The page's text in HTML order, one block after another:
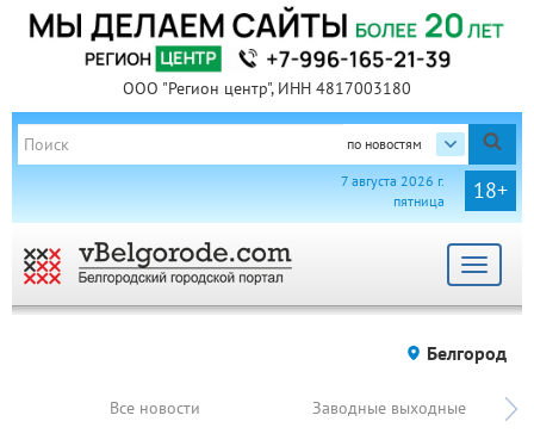
ООО "Регион центр", ИНН 4817003180
по новостям
18+
7 августа 2026 г.
пятница
Toggle
Белгород
Все новости Заводные выходные